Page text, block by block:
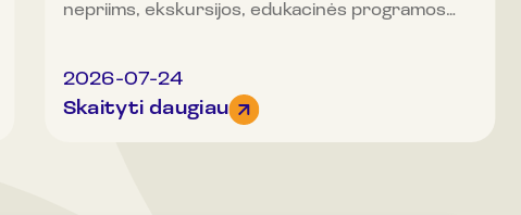
nepriims, ekskursijos, edukacinės programos
2026-07-24
Skaityti daugiau